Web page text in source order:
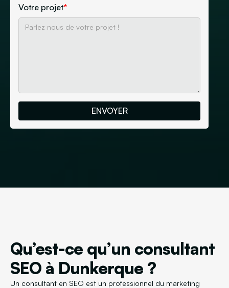
Votre projet*
Qu’est-ce qu’un consultant
SEO à Dunkerque ?
Un consultant en SEO est un professionnel du marketing